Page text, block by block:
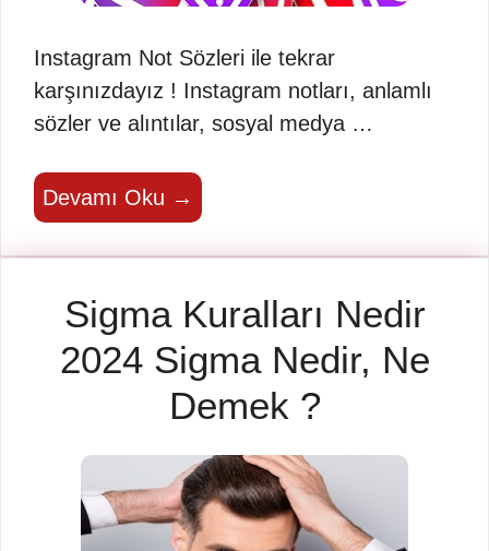
Instagram Not Sözleri ile tekrar
karşınızdayız ! Instagram notları, anlamlı
sözler ve alıntılar, sosyal medya …
Devamı Oku →
Sigma Kuralları Nedir
2024 Sigma Nedir, Ne
Demek ?